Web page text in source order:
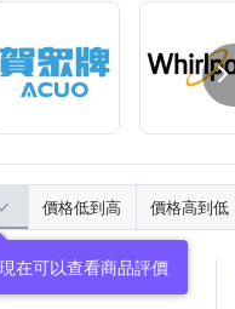
價格低到高 價格高到低